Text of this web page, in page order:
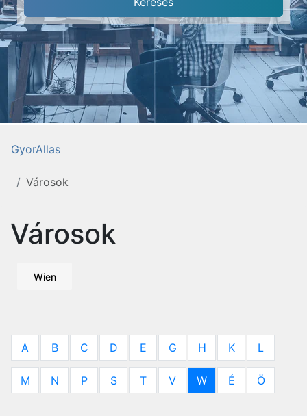
GyorAllas
Városok
Városok
Wien
A B C D E G H K L
M N P S T V W É Ö